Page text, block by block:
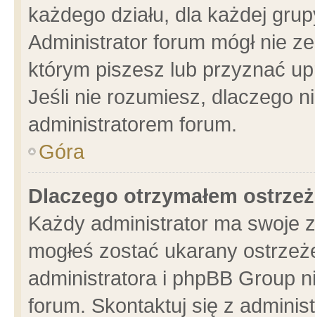
każdego działu, dla każdej
Administrator forum mógł nie
którym piszesz lub przyznać
Jeśli nie rozumiesz, dlaczego
administratorem forum.
Góra
Dlaczego otrzymałem
Każdy administrator ma swoje
mogłeś zostać ukarany
administratora i phpBB Group
forum. Skontaktuj się z